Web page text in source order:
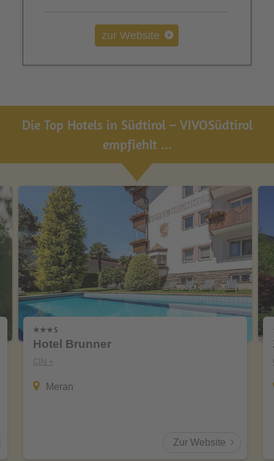
zur Website
Die Top Hotels in Südtirol – VIVOSüdtirol
empfiehlt ...
Hotel Brunner
CIN +
Meran
Zur Website